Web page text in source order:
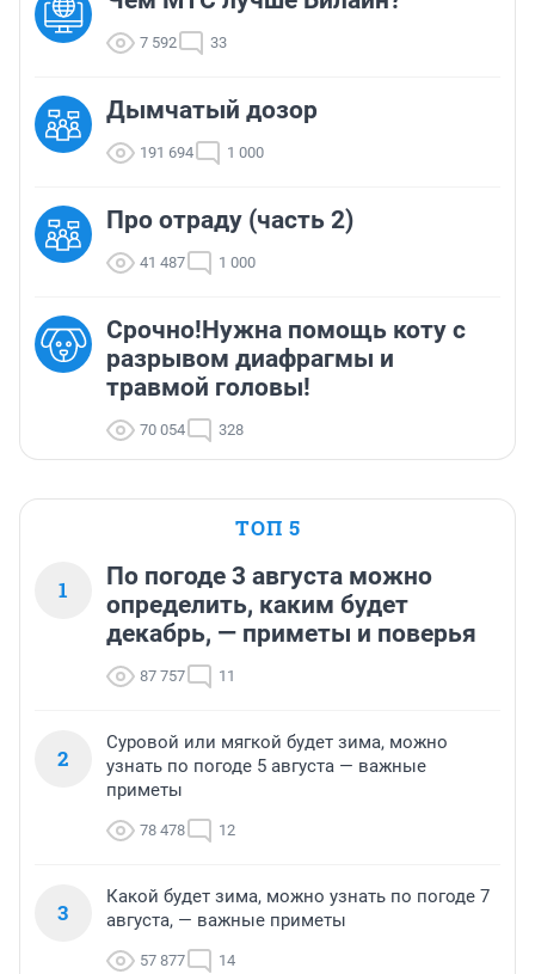
7 592 33
Дымчатый дозор
191 694 1 000
Про отраду (часть 2)
41 487 1 000
Срочно!Нужна помощь коту с
разрывом диафрагмы и
травмой головы!
70 054 328
ТОП 5
1
По погоде 3 августа можно
определить, каким будет
декабрь, — приметы и поверья
87 757 11
2
Суровой или мягкой будет зима, можно
узнать по погоде 5 августа — важные
приметы
78 478 12
3
Какой будет зима, можно узнать по погоде 7
августа, — важные приметы
57 877 14